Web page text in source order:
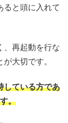
ると頭に入れて
、再起動を行な
大切です。
している方であ
。